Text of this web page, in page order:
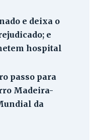
e deixa o
e
hospital
passo para
Madeira-
da